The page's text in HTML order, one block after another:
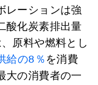
レーションは強
酸化炭素排出量
原料や燃料とし
給の8％を消費
大の消費者の一